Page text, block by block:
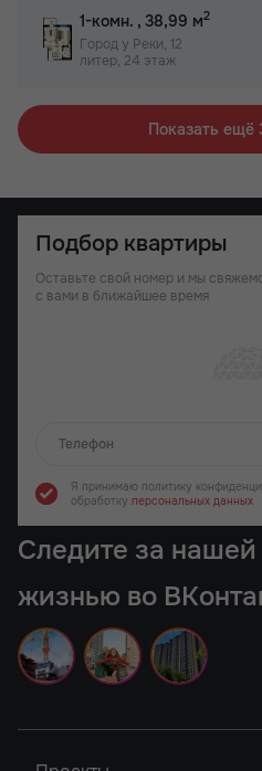
1-комн. , 38,99 м2
Город у Реки, 12
литер, 24 этаж
Показать ещё
Подбор квартиры
Оставьте свой номер и мы
с вами в ближайшее время
Я принимаю политику
обработку персональных данных
Следите за нашей
жизнью во